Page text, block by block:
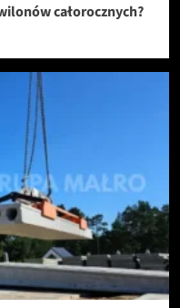
całorocznych?